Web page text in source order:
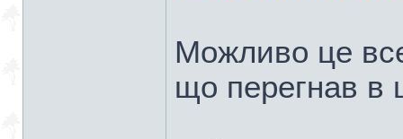
Можливо це
що перегнав в